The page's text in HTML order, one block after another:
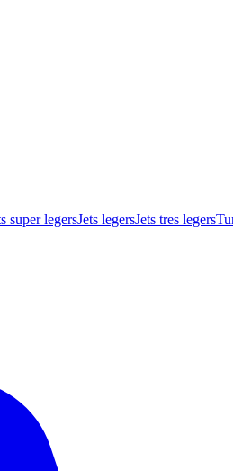
super legersJets legersJets tres legers